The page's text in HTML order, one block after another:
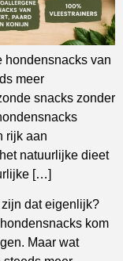
hondensnacks van
meer
snacks zonder
rijk aan
natuurlijke dieet
[…]
dat eigenlijk?
kom
Maar wat